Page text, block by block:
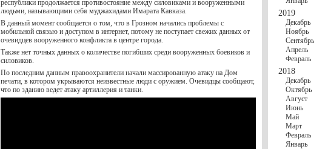
республики продолжается противостояние между силовиками и вооруженными
людьми, называющими себя муджахидами Имарата Кавказа.
В данный момент сообщается о том, что в Грозном начались проблемы с
мобильной связью и доступом в интернет, потому не поступает свежих данных от
очевидцев вооруженного конфликта в центре города.
Также нет точных данных о количестве погибших среди вооруженных боевиков и
силовиков.
По последним данным правоохранители начали массированную атаку на Дом
печати, в котором укрываются неизвестные люди с оружием. Очевидцы сообщают,
что по зданию ведет атаку артиллерия и танки.
2019
Декабрь
Ноябрь
Сентябрь
Апрель
Февраль
2018
Декабрь
Октябрь
Август
Июнь
Май
Март
Февраль
Январь